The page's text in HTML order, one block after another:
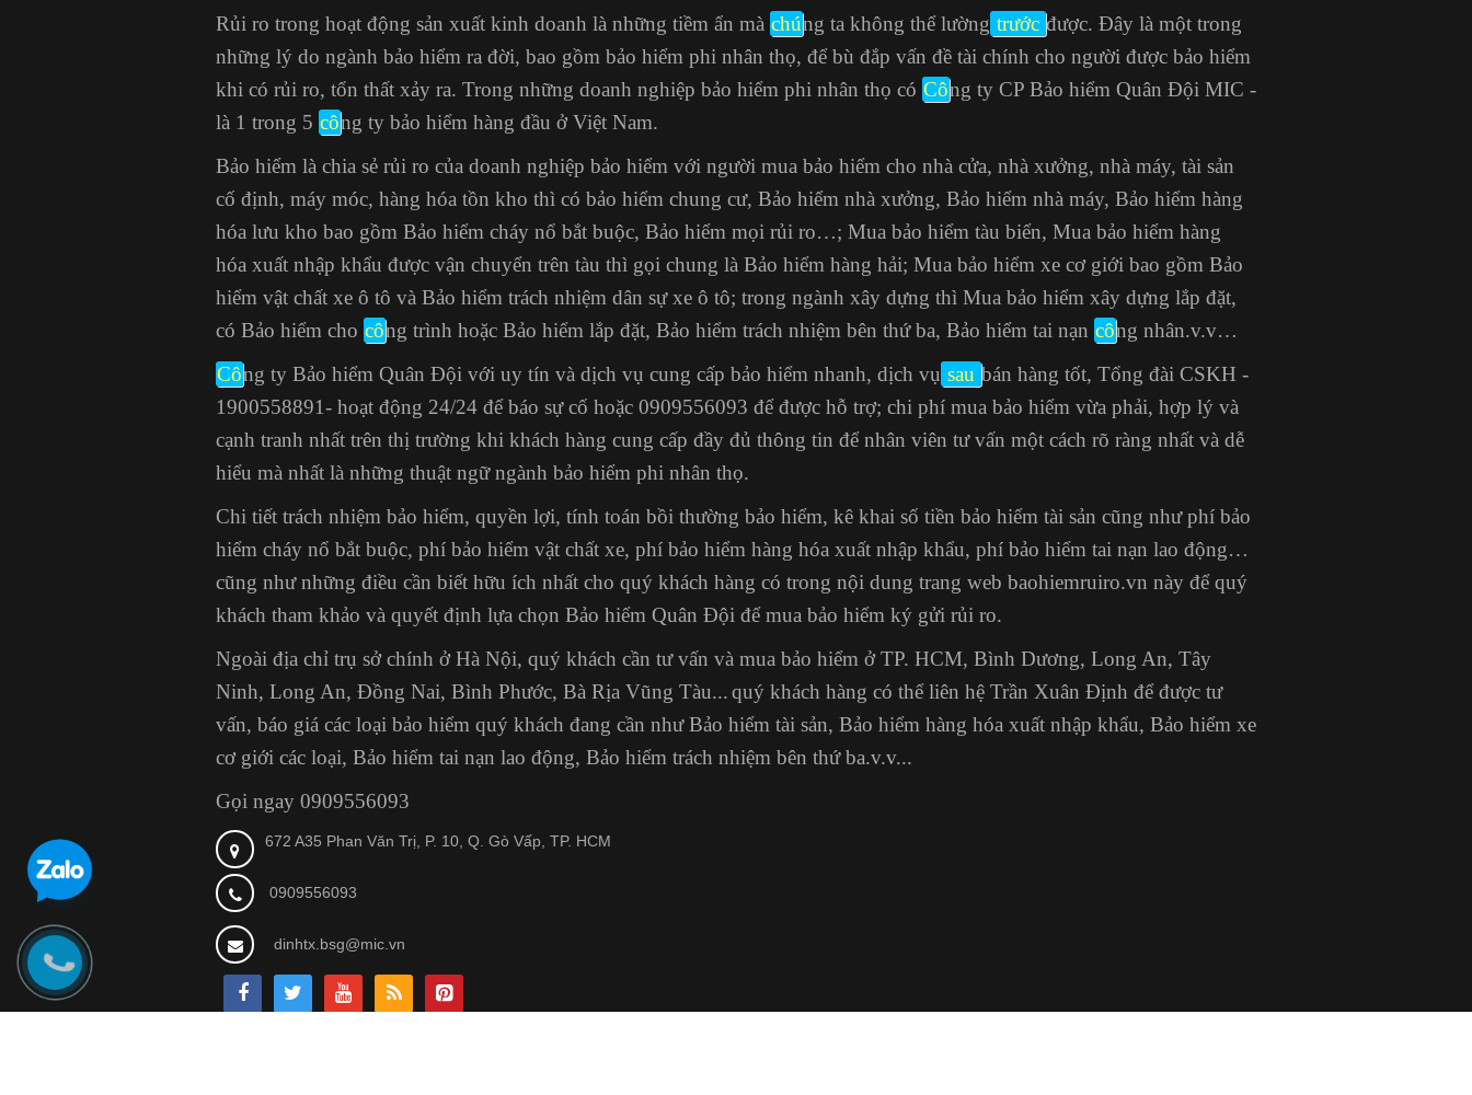
Rủi ro trong hoạt động sản xuất kinh doanh là những tiềm ẩn mà chúng ta không thể lường trước được. Đây là một trong
những lý do ngành bảo hiểm ra đời, bao gồm bảo hiểm phi nhân thọ, để bù đắp vấn đề tài chính cho người được bảo hiểm
khi có rủi ro, tổn thất xảy ra. Trong những doanh nghiệp bảo hiểm phi nhân thọ có Công ty CP Bảo hiểm Quân Đội MIC -
là 1 trong 5 công ty bảo hiểm hàng đầu ở Việt Nam.
Bảo hiểm là chia sẻ rủi ro của doanh nghiệp bảo hiểm với người mua bảo hiểm cho nhà cửa, nhà xưởng, nhà máy, tài sản
cố định, máy móc, hàng hóa tồn kho thì có bảo hiểm chung cư, Bảo hiểm nhà xưởng, Bảo hiểm nhà máy, Bảo hiểm hàng
hóa lưu kho bao gồm Bảo hiểm cháy nổ bắt buộc, Bảo hiểm mọi rủi ro…; Mua bảo hiểm tàu biển, Mua bảo hiểm hàng
hóa xuất nhập khẩu được vận chuyển trên tàu thì gọi chung là Bảo hiểm hàng hải; Mua bảo hiểm xe cơ giới bao gồm Bảo
hiểm vật chất xe ô tô và Bảo hiểm trách nhiệm dân sự xe ô tô; trong ngành xây dựng thì Mua bảo hiểm xây dựng lắp đặt,
có Bảo hiểm cho công trình hoặc Bảo hiểm lắp đặt, Bảo hiểm trách nhiệm bên thứ ba, Bảo hiểm tai nạn công nhân.v.v…
Công ty Bảo hiểm Quân Đội với uy tín và dịch vụ cung cấp bảo hiểm nhanh, dịch vụ sau bán hàng tốt, Tổng đài CSKH -
1900558891- hoạt động 24/24 để báo sự cố hoặc 0909556093 để được hỗ trợ; chi phí mua bảo hiểm vừa phải, hợp lý và
cạnh tranh nhất trên thị trường khi khách hàng cung cấp đầy đủ thông tin để nhân viên tư vấn một cách rõ ràng nhất và dễ
hiểu mà nhất là những thuật ngữ ngành bảo hiểm phi nhân thọ.
Chi tiết trách nhiệm bảo hiểm, quyền lợi, tính toán bồi thường bảo hiểm, kê khai số tiền bảo hiểm tài sản cũng như phí bảo
hiểm cháy nổ bắt buộc, phí bảo hiểm vật chất xe, phí bảo hiểm hàng hóa xuất nhập khẩu, phí bảo hiểm tai nạn lao động…
cũng như những điều cần biết hữu ích nhất cho quý khách hàng có trong nội dung trang web baohiemruiro.vn này để quý
khách tham khảo và quyết định lựa chọn Bảo hiểm Quân Đội để mua bảo hiểm ký gửi rủi ro.
Ngoài địa chỉ trụ sở chính ở Hà Nội, quý khách cần tư vấn và mua bảo hiểm ở TP. HCM, Bình Dương, Long An, Tây
Ninh, Long An, Đồng Nai, Bình Phước, Bà Rịa Vũng Tàu...quý khách hàng có thể liên hệ Trần Xuân Định để được tư
vấn, báo giá các loại bảo hiểm quý khách đang cần như Bảo hiểm tài sản, Bảo hiểm hàng hóa xuất nhập khẩu, Bảo hiểm xe
cơ giới các loại, Bảo hiểm tai nạn lao động, Bảo hiểm trách nhiệm bên thứ ba.v.v...
Gọi ngay 0909556093
672 A35 Phan Văn Trị, P. 10, Q. Gò Vấp, TP. HCM
0909556093
dinhtx.bsg@mic.vn